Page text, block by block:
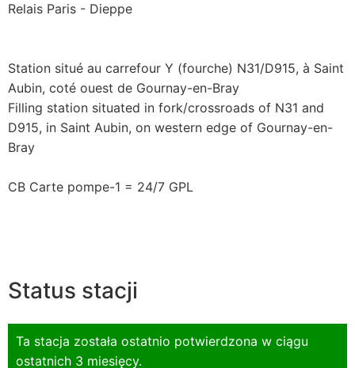
Relais Paris - Dieppe
Station situé au carrefour Y (fourche) N31/D915, à Saint
Aubin, coté ouest de Gournay-en-Bray
Filling station situated in fork/crossroads of N31 and
D915, in Saint Aubin, on western edge of Gournay-en-
Bray
CB Carte pompe-1 = 24/7 GPL
Status stacji
Ta stacja została ostatnio potwierdzona w ciągu
ostatnich 3 miesięcy.